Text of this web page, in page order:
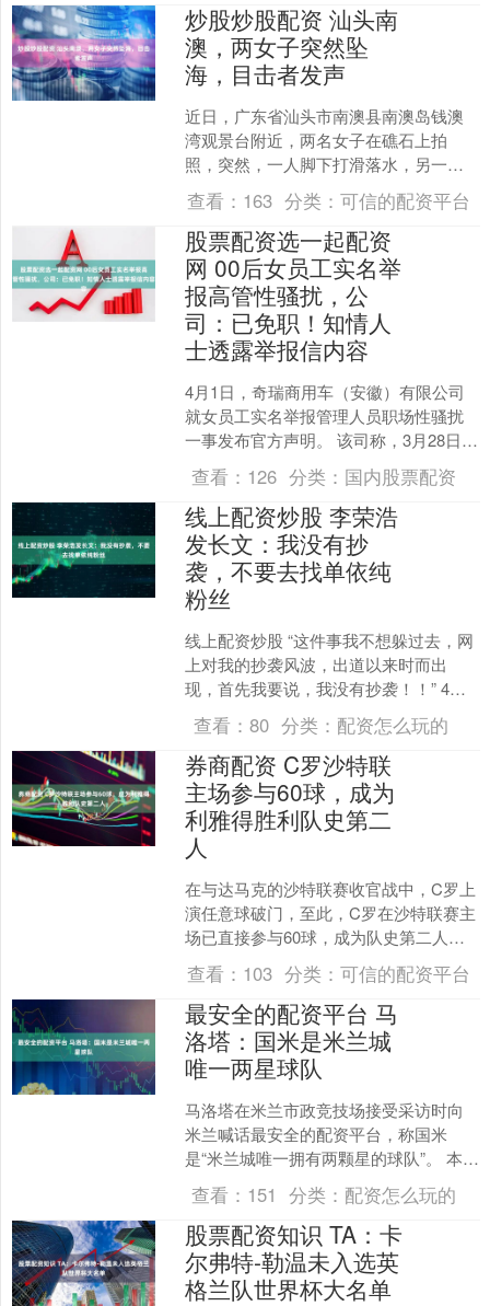
炒股炒股配资 汕头南
澳，两女子突然坠
海，目击者发声
近日，广东省汕头市南澳县南澳岛钱澳
湾观景台附近，两名女子在礁石上拍
照，突然，一人脚下打滑落水，另一人
也跟着跌落入海，在游客和消防救援人
员的接力救助下，她们终于脱....
查看： 163 分类： 可信的配资平台
股票配资选一起配资
网 00后女员工实名举
报高管性骚扰，公
司：已免职！知情人
士透露举报信内容
4月1日，奇瑞商用车（安徽）有限公司
就女员工实名举报管理人员职场性骚扰
一事发布官方声明。 该司称，3月28日收
到实名举报后，第一时间成立专项调查
组开展核查，经核....
查看： 126 分类： 国内股票配资
线上配资炒股 李荣浩
发长文：我没有抄
袭，不要去找单依纯
粉丝
线上配资炒股 “这件事我不想躲过去，网
上对我的抄袭风波，出道以来时而出
现，首先我要说，我没有抄袭！！” 4月1
日，针对网上指其创作的《小眼睛》抄
袭日本歌手平井坚....
查看：80 分类： 配资怎么玩的
券商配资 C罗沙特联
主场参与60球，成为
利雅得胜利队史第二
人
在与达马克的沙特联赛收官战中，C罗上
演任意球破门，至此，C罗在沙特联赛主
场已直接参与60球，成为队史第二人。
此役对阵达马克，C罗在比赛第63分钟直
接任意球破门....
查看： 103 分类： 可信的配资平台
最安全的配资平台 马
洛塔：国米是米兰城
唯一两星球队
马洛塔在米兰市政竞技场接受采访时向
米兰喊话最安全的配资平台，称国米
是“米兰城唯一拥有两颗星的球队”。 本赛
季，米兰在场上赢下了对国米的德比，
但在意大利赛场庆祝冠....
查看： 151 分类： 配资怎么玩的
股票配资知识 TA：卡
尔弗特-勒温未入选英
格兰队世界杯大名单